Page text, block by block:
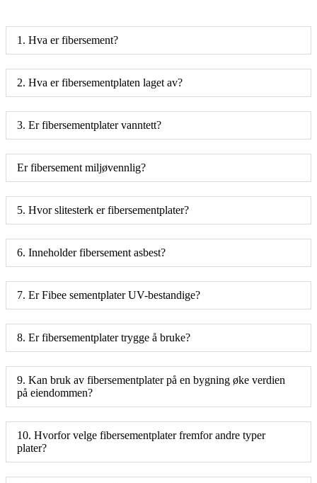
1. Hva er fibersement?
2. Hva er fibersementplaten laget av?
3. Er fibersementplater vanntett?
Er fibersement miljøvennlig?
5. Hvor slitesterk er fibersementplater?
6. Inneholder fibersement asbest?
7. Er Fibee sementplater UV-bestandige?
8. Er fibersementplater trygge å bruke?
9. Kan bruk av fibersementplater på en bygning øke verdien
på eiendommen?
10. Hvorfor velge fibersementplater fremfor andre typer
plater?